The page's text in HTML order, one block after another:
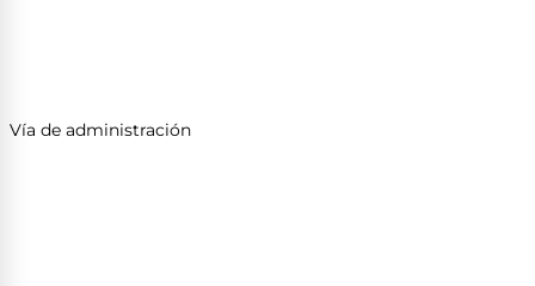
Vía de administración